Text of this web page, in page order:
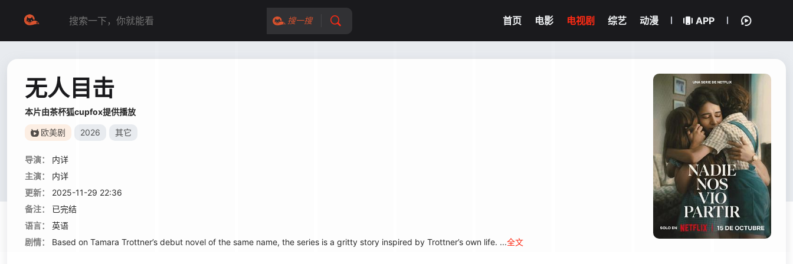
搜一搜 首页 电影 电视剧 综艺 动漫 APP
无人目击
本片由茶杯狐cupfox提供播放
欧美剧 2026 其它
导演：
内详
主演：
内详
更新：
2025-11-29 22:36
备注：
已完结
语言：
英语
剧情：
Based on Tamara Trottner’s debut novel of the same name, the series is a gritty story inspired by Trottner’s own life. ...全文